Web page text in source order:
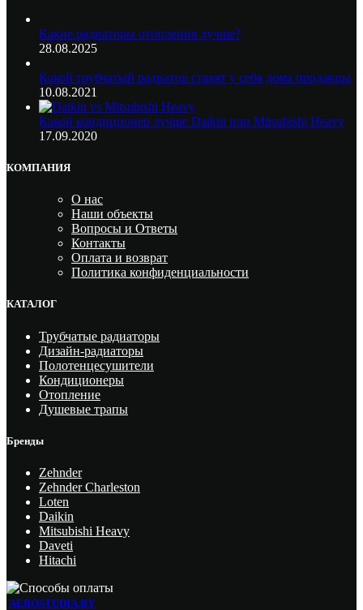
Какие радиаторы отопления лучше?
28.08.2025
Какой трубчатый радиатор ставят у себя дома продавцы
10.08.2021
Какой кондиционер лучше Daikin или Mitsubishi Heavy
17.09.2020
КОМПАНИЯ
О нас
Наши объекты
Вопросы и Ответы
Контакты
Оплата и возврат
Политика конфиденциальности
КАТАЛОГ
Трубчатые радиаторы
Дизайн-радиаторы
Полотенцесушители
Кондиционеры
Отопление
Душевые трапы
Бренды
Zehnder
Zehnder Charleston
Loten
Daikin
Mitsubishi Heavy
Daveti
Hitachi
AEROSTUDIA.BY